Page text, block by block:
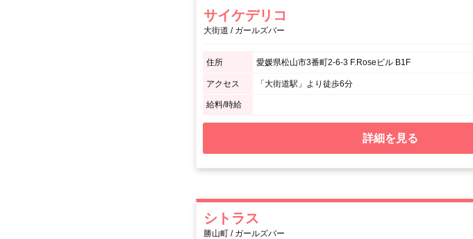
サイケデリコ
大街道 / ガールズバー
住所 愛媛県松山市3番町2-6-3 F.Roseビル B1F
アクセス 「大街道駅」より徒歩6分
給料/時給
詳細を見る
シトラス
勝山町 / ガールズバー